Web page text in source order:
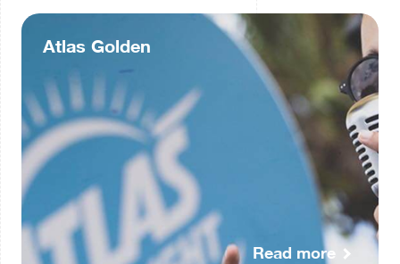
Atlas Golden
Read more